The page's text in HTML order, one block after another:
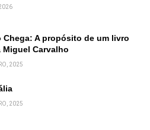
Chega: A propósito de um livro
Carvalho
2025
2025